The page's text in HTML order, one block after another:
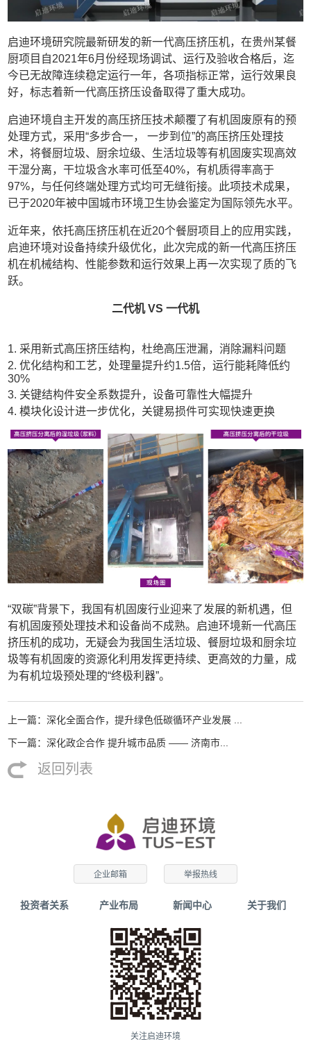
启迪环境研究院最新研发的新一代高压挤压机，在贵州某餐
厨项目自2021年6月份经现场调试、运行及验收合格后，迄
今已无故障连续稳定运行一年，各项指标正常，运行效果良
好，标志着新一代高压挤压设备取得了重大成功。
启迪环境自主开发的高压挤压技术颠覆了有机固废原有的预
处理方式，采用“多步合一， 一步到位”的高压挤压处理技
术，将餐厨垃圾、厨余垃级、生活垃圾等有机固废实现高效
干湿分离，干垃圾含水率可低至40%，有机质得率高于
97%，与任何终端处理方式均可无缝衔接。此项技术成果，
已于2020年被中国城市环境卫生协会鉴定为国际领先水平。
近年来，依托高压挤压机在近20个餐厨项目上的应用实践，
启迪环境对设备持续升级优化，此次完成的新一代高压挤压
机在机械结构、性能参数和运行效果上再一次实现了质的飞
跃。
二代机 VS 一代机
1. 采用新式高压挤压结构，杜绝高压泄漏，消除漏料问题
2. 优化结构和工艺，处理量提升约1.5倍，运行能耗降低约
30%
3. 关键结构件安全系数提升，设备可靠性大幅提升
4. 模块化设计进一步优化，关键易损件可实现快速更换
“双碳”背景下，我国有机固废行业迎来了发展的新机遇，但
有机固废预处理技术和设备尚不成熟。启迪环境新一代高压
挤压机的成功，无疑会为我国生活垃圾、餐厨垃圾和厨余垃
圾等有机固废的资源化利用发挥更持续、更高效的力量，成
为有机垃圾预处理的“终极利器”。
上一篇：深化全面合作，提升绿色低碳循环产业发展 ...
下一篇：深化政企合作 提升城市品质 —— 济南市...
返回列表
企业邮箱 举报热线
投资者关系 产业布局 新闻中心 关于我们
关注启迪环境